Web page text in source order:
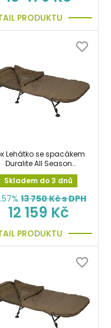
PRODUKTU
Lehátko se spacákem
Duralite All Season
System
Skladem do 3 dnů
13 750Kč s DPH
12 159 Kč
PRODUKTU